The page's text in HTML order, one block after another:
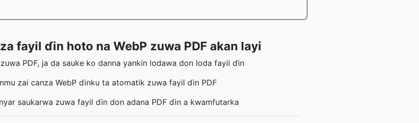
fayil ɗin hoto na WebP zuwa PDF akan layi
PDF, ja da sauke ko danna yankin lodawa don loda fayil ɗin
zai canza WebP ɗinku ta atomatik zuwa fayil ɗin PDF
saukarwa zuwa fayil ɗin don adana PDF ɗin a kwamfutarka